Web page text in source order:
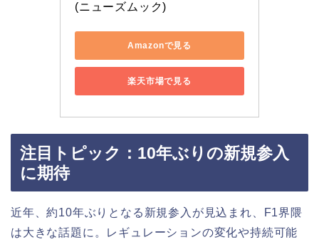
(ニューズムック)
Amazonで見る
楽天市場で見る
注目トピック：10年ぶりの新規参入
に期待
近年、約10年ぶりとなる新規参入が見込まれ、F1界隈
は大きな話題に。レギュレーションの変化や持続可能